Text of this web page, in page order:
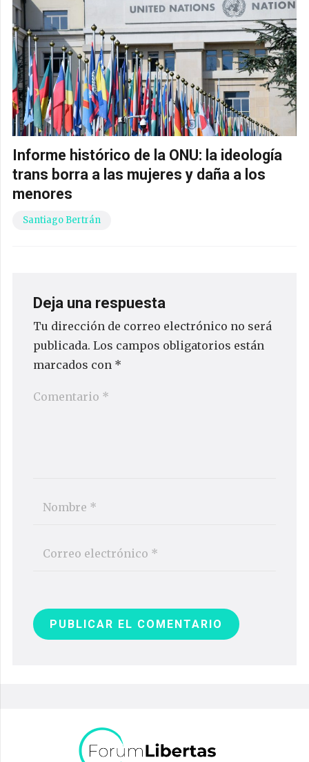
Informe histórico de la ONU: la ideología
trans borra a las mujeres y daña a los
menores
Santiago Bertrán
Deja una respuesta
Tu dirección de correo electrónico no será
publicada. Los campos obligatorios están
marcados con *
PUBLICAR EL COMENTARIO